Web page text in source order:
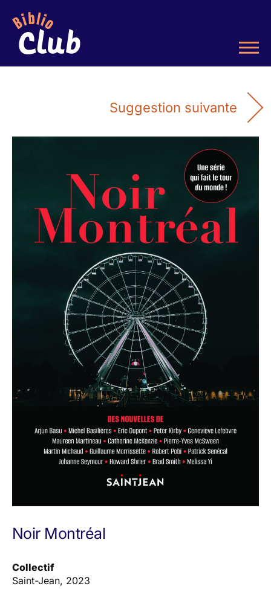
Noir Montréal
Collectif
Saint-Jean, 2023
Suggestion suivante